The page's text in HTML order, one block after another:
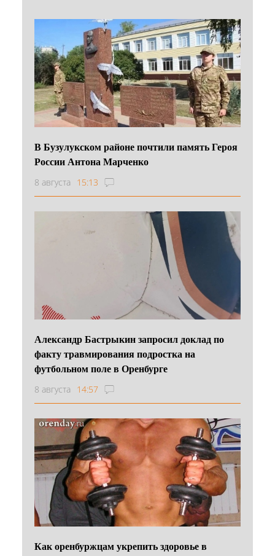
В Бузулукском районе почтили память Героя
России Антона Марченко
8 августа 15:13
Александр Бастрыкин запросил доклад по
факту травмирования подростка на
футбольном поле в Оренбурге
8 августа 14:57
Как оренбуржцам укрепить здоровье в